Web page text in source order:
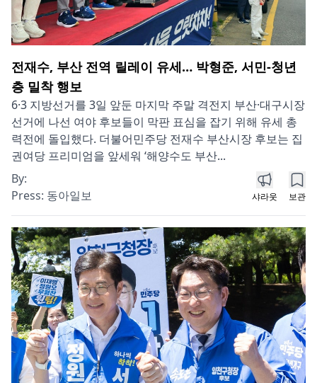
전재수, 부산 전역 릴레이 유세… 박형준, 서민-청년
층 밀착 행보
6·3 지방선거를 3일 앞둔 마지막 주말 격전지 부산·대구시장
선거에 나선 여야 후보들이 막판 표심을 잡기 위해 유세 총
력전에 돌입했다. 더불어민주당 전재수 부산시장 후보는 집
권여당 프리미엄을 앞세워 ‘해양수도 부산...
By:
Press: 동아일보 샤라웃 보관